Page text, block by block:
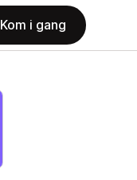
Kom i gang